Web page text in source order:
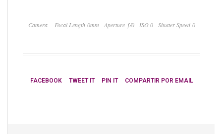
Camera Focal Length 0mm Aperture ƒ/0 ISO 0 Shutter Speed 0
FACEBOOK TWEET IT PIN IT COMPARTIR POR EMAIL